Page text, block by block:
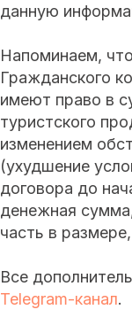
данную
Напоминаем,
Гражданского
имеют право в
туристского
изменением
(ухудшение
договора до
денежная
часть в
Все
Telegram-канал.